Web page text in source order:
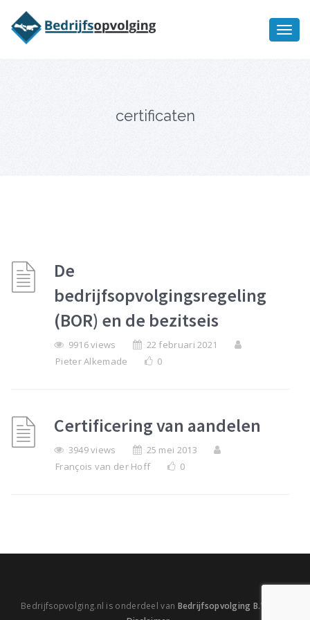
certificaten
De
bedrijfsopvolgingsregeling
(BOR) en de bezitseis
9916 views
22 februari 2021
Pieter Alkemade
0
Certificering van aandelen
3949 views
25 mei 2013
François van der Hoff
0
Bedrijfsopvolging.nl is onderdeel van Bedrijfsopvolging B.V.
bedrijfsopvolging voor fiscaal
juridisch advies
Ik wil meer informatie